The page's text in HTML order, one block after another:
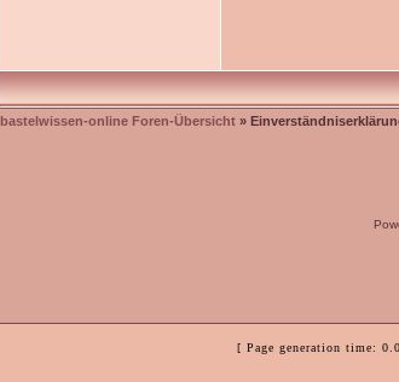
bastelwissen-online Foren-Übersicht »
[ Page generation time: